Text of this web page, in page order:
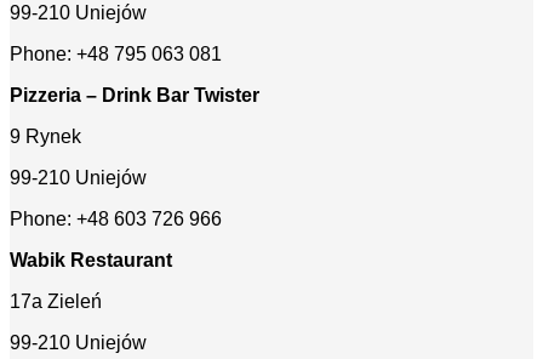
99-210 Uniejów
Phone: +48 795 063 081
Pizzeria – Drink Bar Twister
9 Rynek
99-210 Uniejów
Phone: +48 603 726 966
Wabik Restaurant
17a Zieleń
99-210 Uniejów